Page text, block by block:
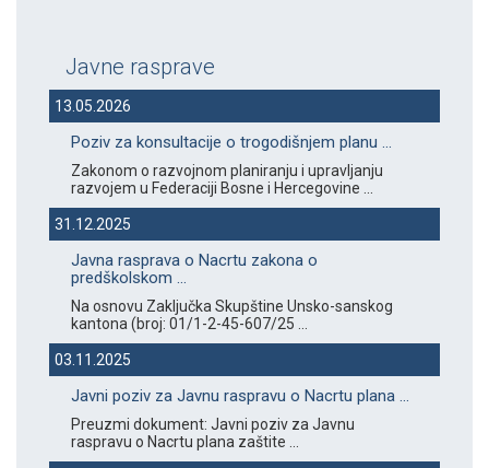
Javne rasprave
13.05.2026
Poziv za konsultacije o trogodišnjem planu ...
Zakonom o razvojnom planiranju i upravljanju
razvojem u Federaciji Bosne i Hercegovine ...
31.12.2025
Javna rasprava o Nacrtu zakona o
predškolskom ...
Na osnovu Zaključka Skupštine Unsko-sanskog
kantona (broj: 01/1-2-45-607/25 ...
03.11.2025
Javni poziv za Javnu raspravu o Nacrtu plana ...
Preuzmi dokument: Javni poziv za Javnu
raspravu o Nacrtu plana zaštite ...